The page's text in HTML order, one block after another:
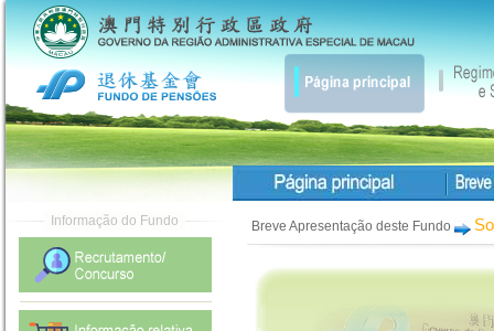
Breve Apresentação deste Fundo